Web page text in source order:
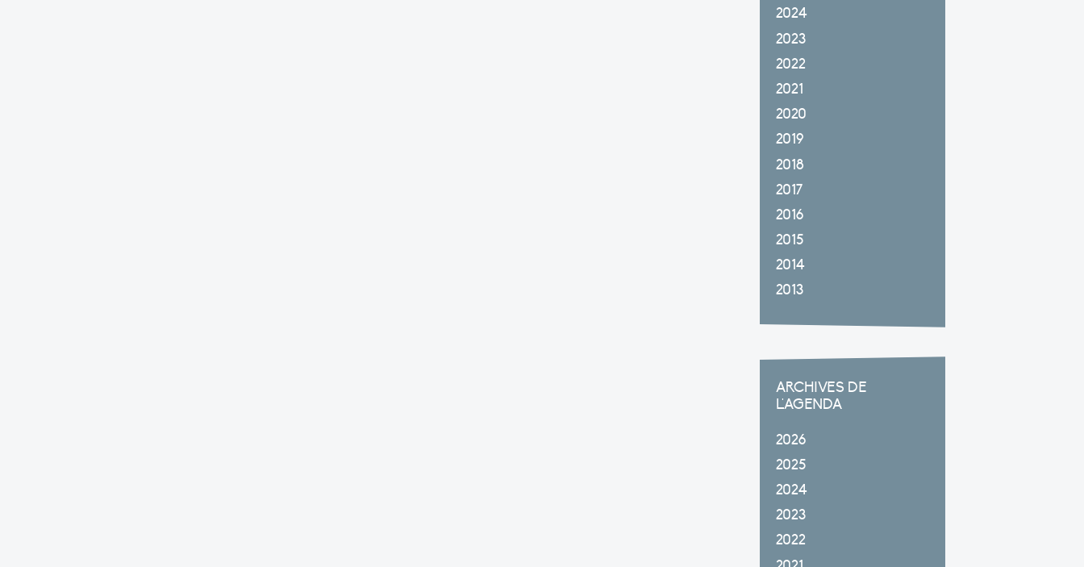
2024
2023
2022
2021
2020
2019
2018
2017
2016
2015
2014
2013
ARCHIVES DE
L'AGENDA
2026
2025
2024
2023
2022